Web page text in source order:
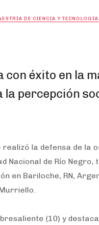
DE CIENCIA Y TECNOLOGÍA
con éxito en la
percepción
la defensa de la
Nacional de Río
en Bariloche, RN,
(10) y